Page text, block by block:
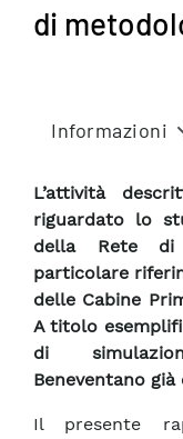
di
Informazioni
L’attività
riguardato lo
della Rete di
particolare
delle Cabine
A titolo
di
Beneventano
Il presente